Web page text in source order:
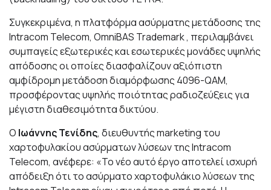
Συγκεκριμένα, η πλατφόρμα ασύρματης μετάδοσης της
Intracom Telecom, OmniBAS Trademark , περιλαμβάνει
συμπαγείς εξωτερικές και εσωτερικές μονάδες υψηλής
απόδοσης οι οποίες διασφαλίζουν αξιόπιστη
αμφίδρομη μετάδοση διαμόρφωσης 4096-QAM,
προσφέροντας υψηλής ποιότητας ραδιοζεύξεις για
μέγιστη διαθεσιμότητα δικτύου.
Ο Ιωάννης Τενίδης, διευθυντής marketing του
χαρτοφυλακίου ασύρματων λύσεων της Intracom
Telecom, ανέφερε: «Το νέο αυτό έργο αποτελεί ισχυρή
απόδειξη ότι το ασύρματο χαρτοφυλάκιο λύσεων της